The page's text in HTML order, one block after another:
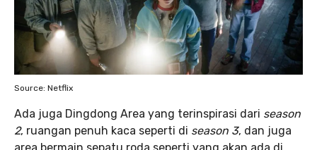
Source: Netflix
Ada juga Dingdong Area yang terinspirasi dari season
2, ruangan penuh kaca seperti di season 3, dan juga